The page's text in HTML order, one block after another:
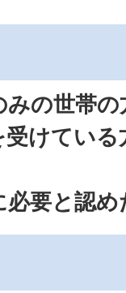
みの世帯の
けてい
要と認め